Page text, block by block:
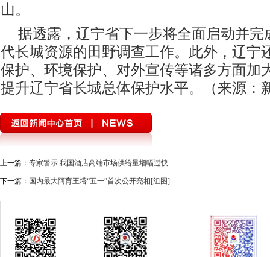
山。
据透露，辽宁省下一步将全面启动并完
代长城资源的田野调查工作。此外，辽宁
保护、环境保护、对外宣传等诸多方面加
提升辽宁省长城总体保护水平。（来源：
上一篇： 专家警示:我国酒店高端市场供给量增幅过快
下一篇： 国内最大阿育王塔“五一”首次公开亮相[组图]